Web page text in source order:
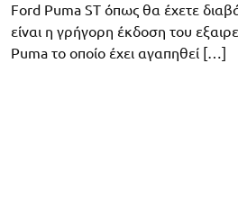
Ford Puma ST όπως θα έχετε
είναι η γρήγορη έκδοση του
Puma το οποίο έχει αγαπηθεί […]